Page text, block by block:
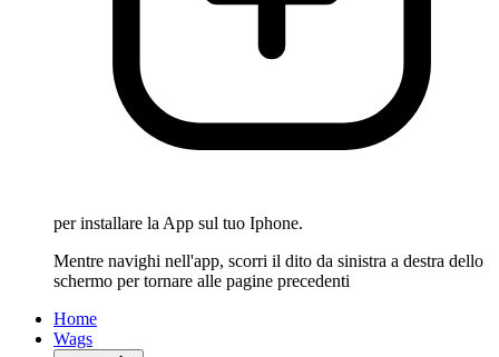
per installare la App sul tuo Iphone.
Mentre navighi nell'app, scorri il dito da sinistra a destra dello
schermo per tornare alle pagine precedenti
Home
Wags